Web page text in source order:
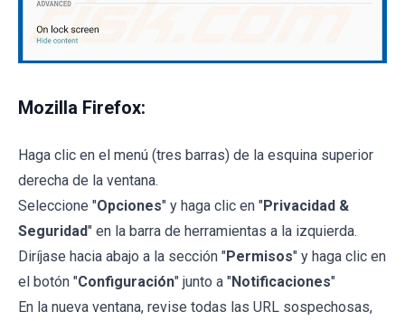
Mozilla Firefox:
Haga clic en el menú (tres barras) de la esquina superior
derecha de la ventana.
Seleccione "Opciones" y haga clic en "Privacidad &
Seguridad" en la barra de herramientas a la izquierda.
Diríjase hacia abajo a la sección "Permisos" y haga clic en
el botón "Configuración" junto a "Notificaciones"
En la nueva ventana, revise todas las URL sospechosas,